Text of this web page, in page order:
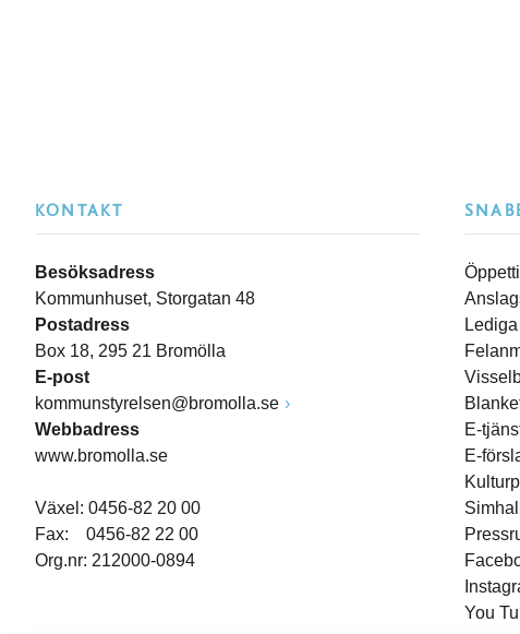
KONTAKT
Besöksadress
Kommunhuset, Storgatan 48
Postadress
Box 18, 295 21 Bromölla
E-post
kommunstyrelsen@bromolla.se
Webbadress
www.bromolla.se
Växel: 0456-82 20 00
Fax: 0456-82 22 00
Org.nr: 212000-0894
E-
E-
You